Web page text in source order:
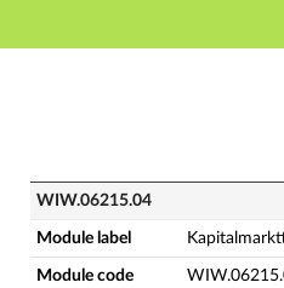
Main
WIW.06215.04 -
WIW.06215.04
Module label
Module code